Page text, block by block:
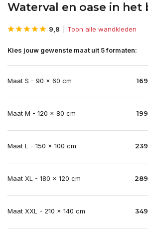
Waterval en oase in het
9,8 Toon alle wandkleden
Kies jouw gewenste maat uit 5 formaten:
Maat S - 90 x 60 cm
Maat M - 120 x 80 cm
Maat L - 150 x 100 cm
Maat XL - 180 x 120 cm
Maat XXL - 210 x 140 cm